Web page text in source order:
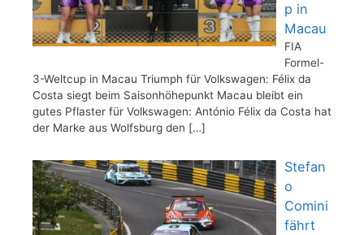
p in
Macau
FIA
Formel-
3-Weltcup in Macau Triumph für Volkswagen: Félix da
Costa siegt beim Saisonhöhepunkt Macau bleibt ein
gutes Pflaster für Volkswagen: António Félix da Costa hat
der Marke aus Wolfsburg den […]
Stefan
o
Comini
fährt